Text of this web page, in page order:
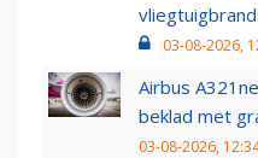
03-08-2026,
Airbus
beklad met
03-08-2026,